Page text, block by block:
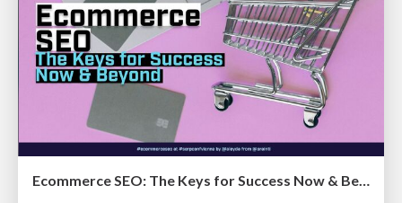
Ecommerce SEO: The Keys for Success Now & Beyond - #SERPConf2024